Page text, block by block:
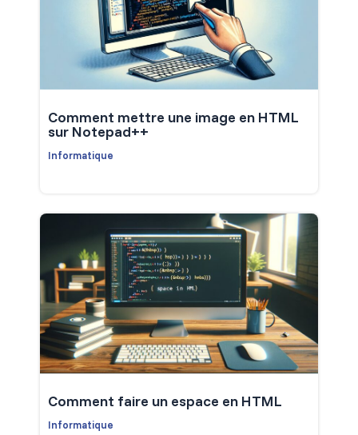
Comment mettre une image en HTML
sur Notepad++
Informatique
Comment faire un espace en HTML
Informatique